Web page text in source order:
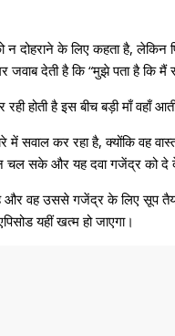
दोहराने के लिए कहता है,
जवाब देती है कि “मुझे पता है
होती है इस बीच बड़ी माँ
में सवाल कर रहा है, क्योंकि वह
चल सके और यह दवा गजेंद्र को दे
और वह उससे गजेंद्र के लिए सूप
यहीं खत्म हो जाएगा।